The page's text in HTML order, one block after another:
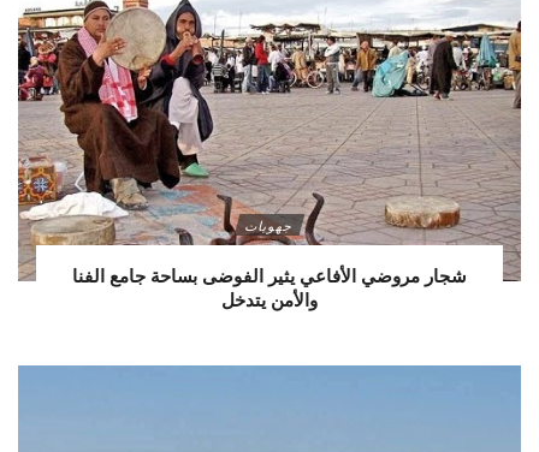
جهويات
شجار مروضي الأفاعي يثير الفوضى بساحة جامع الفنا
والأمن يتدخل